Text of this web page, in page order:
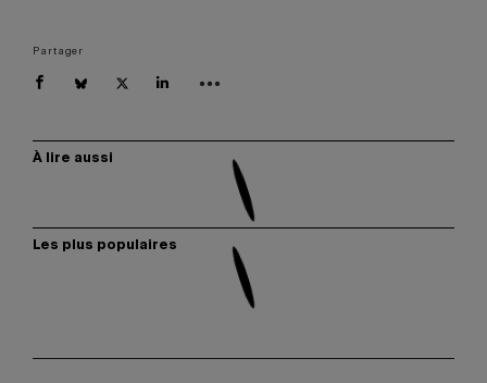
Partager
À lire aussi
Les plus populaires